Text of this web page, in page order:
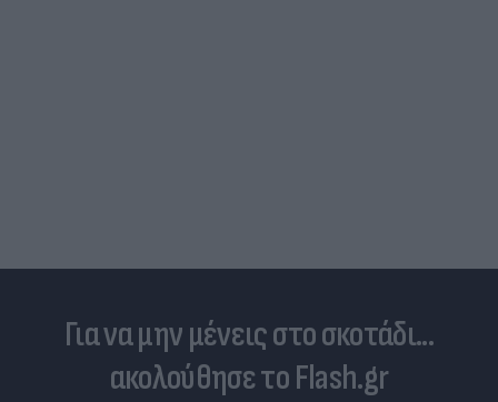
Για να μην μένεις στο σκοτάδι...
ακολούθησε το Flash.gr